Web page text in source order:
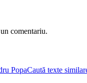
comentariu.
PopaCaută texte